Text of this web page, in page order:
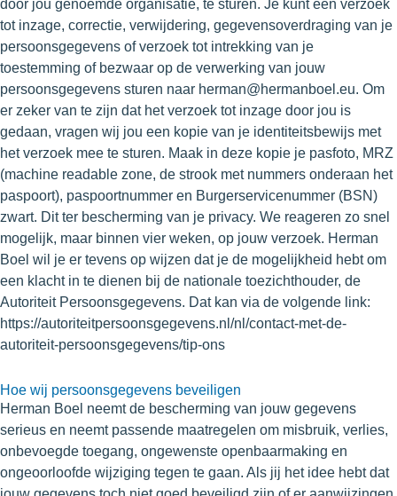
door jou genoemde organisatie, te sturen. Je kunt een verzoek
tot inzage, correctie, verwijdering, gegevensoverdraging van je
persoonsgegevens of verzoek tot intrekking van je
toestemming of bezwaar op de verwerking van jouw
persoonsgegevens sturen naar herman@hermanboel.eu. Om
er zeker van te zijn dat het verzoek tot inzage door jou is
gedaan, vragen wij jou een kopie van je identiteitsbewijs met
het verzoek mee te sturen. Maak in deze kopie je pasfoto, MRZ
(machine readable zone, de strook met nummers onderaan het
paspoort), paspoortnummer en Burgerservicenummer (BSN)
zwart. Dit ter bescherming van je privacy. We reageren zo snel
mogelijk, maar binnen vier weken, op jouw verzoek. Herman
Boel wil je er tevens op wijzen dat je de mogelijkheid hebt om
een klacht in te dienen bij de nationale toezichthouder, de
Autoriteit Persoonsgegevens. Dat kan via de volgende link:
https://autoriteitpersoonsgegevens.nl/nl/contact-met-de-
autoriteit-persoonsgegevens/tip-ons
Hoe wij persoonsgegevens beveiligen
Herman Boel neemt de bescherming van jouw gegevens
serieus en neemt passende maatregelen om misbruik, verlies,
onbevoegde toegang, ongewenste openbaarmaking en
ongeoorloofde wijziging tegen te gaan. Als jij het idee hebt dat